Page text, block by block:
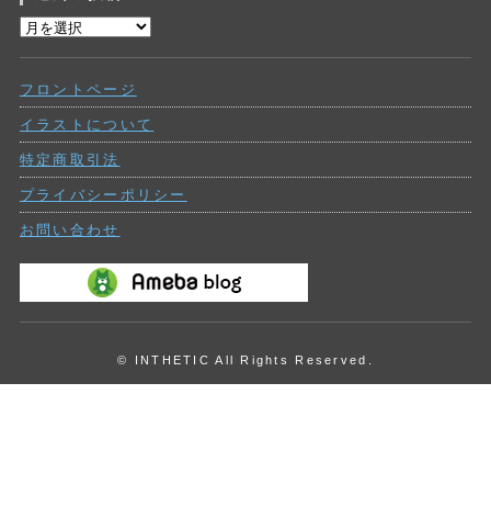
リ
ー
過
投
稿
フロントページ
イラストについて
特定商取引法
プライバシーポリシー
お問い合わせ
© INTHETIC All Rights Reserved.